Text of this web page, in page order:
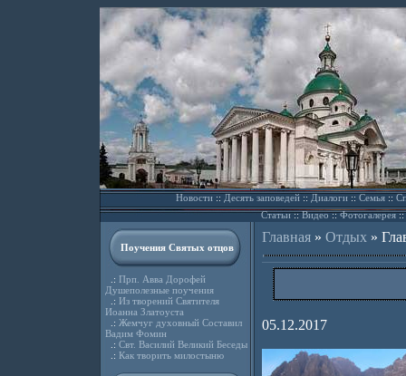
Новости::Десять заповедей::Диалоги::Семья::
Статьи::Видео ::Фотогалерея::
Поучения Святых отцов
.: Прп. Авва Дорофей
Душеполезные поучения
.: Из творений Святителя
Иоанна Златоуста
.: Жемчуг духовный Составил
Вадим Фомин
.: Свт. Василий Великий Беседы
.: Как творить милостыню
Главная» Отдых »
05.12.2017